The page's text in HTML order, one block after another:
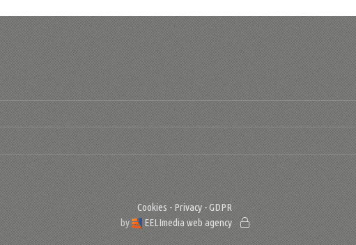
Cookies - Privacy - GDPR
by
EELImedia web agency